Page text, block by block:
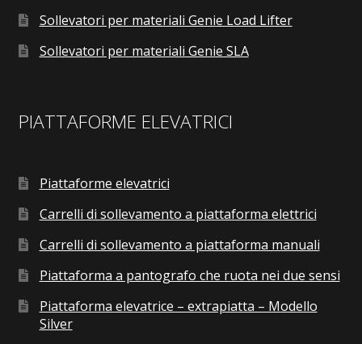
Sollevatori per materiali Genie Load Lifter
Sollevatori per materiali Genie SLA
PIATTAFORME ELEVATRICI
Piattaforme elevatrici
Carrelli di sollevamento a piattaforma elettrici
Carrelli di sollevamento a piattaforma manuali
Piattaforma a pantografo che ruota nei due sensi
Piattaforma elevatrice – extrapiatta – Modello
Silver